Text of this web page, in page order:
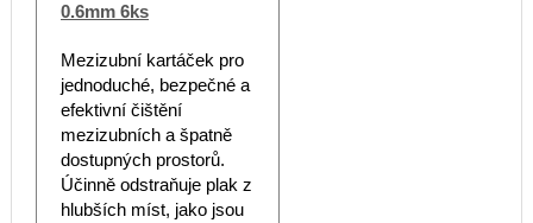
0.6mm 6ks
Mezizubní kartáček pro
jednoduché, bezpečné a
efektivní čištění
mezizubních a špatně
dostupných prostorů.
Účinně odstraňuje plak z
hlubších míst, jako jsou